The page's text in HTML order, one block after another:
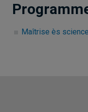
Maîtrise ès